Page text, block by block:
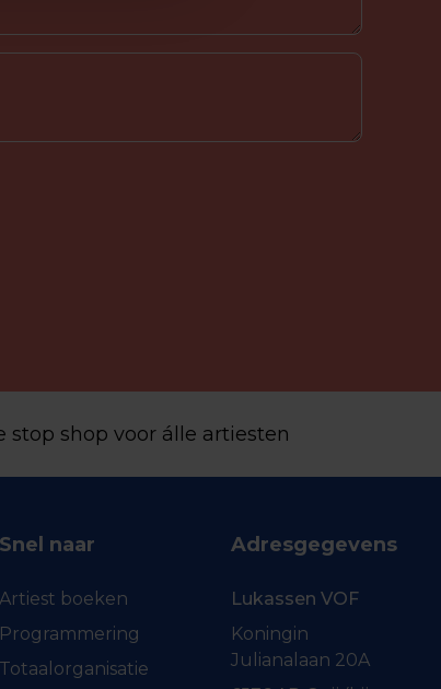
stop shop voor álle artiesten
Snel naar
Artiest boeken
Programmering
Totaalorganisatie
Adresgegevens
Lukassen VOF
Koningin
Julianalaan 20A